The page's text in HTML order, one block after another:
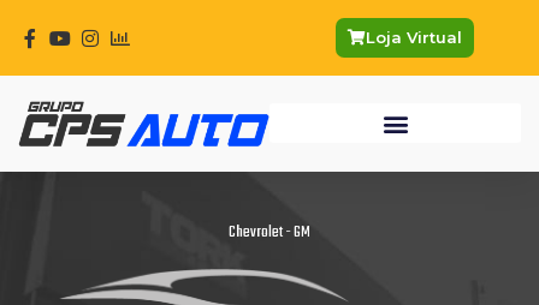
Loja Virtual
Chevrolet - GM